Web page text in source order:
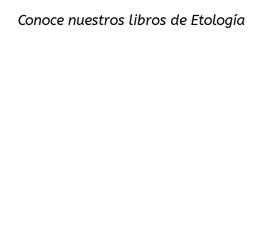
Conoce nuestros libros de Etología